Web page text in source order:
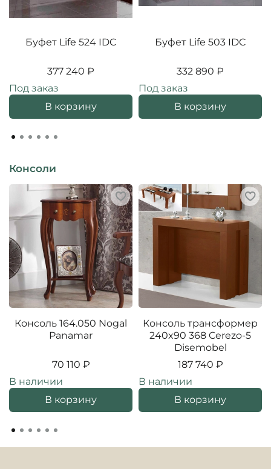
Буфет Life 524 IDC
377 240 ₽
Под заказ
В корзину
Буфет Life 503 IDC
332 890 ₽
Под заказ
В корзину
Консоли
Консоль 164.050 Nogal
Panamar
70 110 ₽
В наличии
В корзину
Консоль трансформер
240x90 368 Cerezo-5
Disemobel
187 740 ₽
В наличии
В корзину